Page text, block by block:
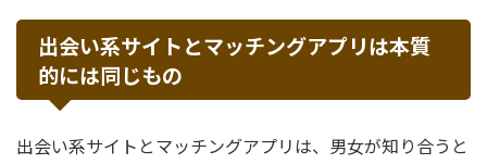
出会い系サイトとマッチングアプリは本質
的には同じもの
出会い系サイトとマッチングアプリは、男女が知り合うと